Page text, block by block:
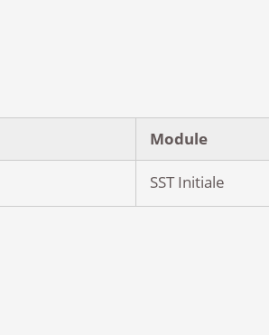
Module
SST Initiale